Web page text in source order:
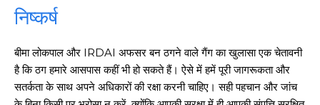
निष्कर्ष
बीमा लोकपाल और IRDAI अफसर बन ठगने वाले गैंग का खुलासा एक चेतावनी
है कि ठग हमारे आसपास कहीं भी हो सकते हैं। ऐसे में हमें पूरी जागरूकता और
सतर्कता के साथ अपने अधिकारों की रक्षा करनी चाहिए। सही पहचान और जांच